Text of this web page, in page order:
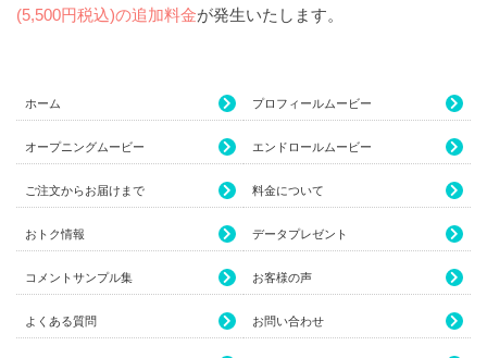
(5,500円税込)の追加料金が発生いたします。
ホーム プロフィールムービー
オープニングムービー エンドロールムービー
ご注文からお届けまで 料金について
おトク情報 データプレゼント
コメントサンプル集 お客様の声
よくある質問 お問い合わせ